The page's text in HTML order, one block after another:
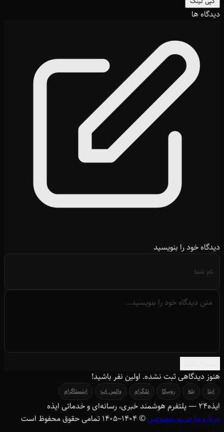
دیدگاه ها
دیدگاه خود را بنویسید
هنوز دیدگاهی ثبت نشده. اولین نفر باشید!
ایتا بله روبیکا تلگرام واتس اپ اینستاگرام
ایذه۲۴ — پلتفرم هوشمند خبری، رسانه‌ای و خدماتی ایذه
درباره ماحریم خصوصی© ۱۴۰۴–1405 تمامی حقوق محفوظ است